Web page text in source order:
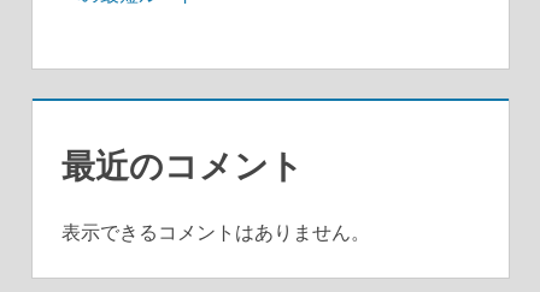
最近のコメント
表示できるコメントはありません。